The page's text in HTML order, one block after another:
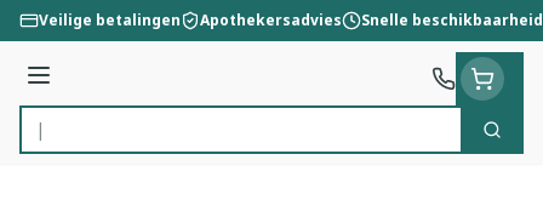
Ga naar de inhoud
Veilige betalingen Apothekersadvies Snelle beschikbaarheid
Menu
Product, merk, categorie...
Zoek